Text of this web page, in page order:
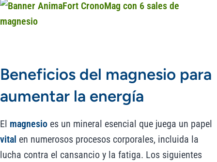
Beneficios del magnesio para
aumentar la energía
El magnesio es un mineral esencial que juega un papel
vital en numerosos procesos corporales, incluida la
lucha contra el cansancio y la fatiga. Los siguientes